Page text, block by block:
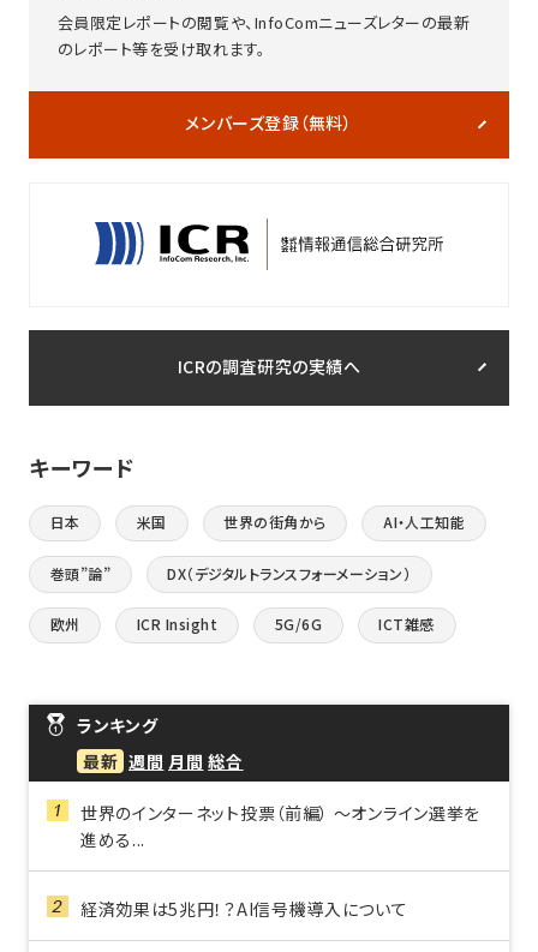
会員限定レポートの閲覧や、InfoComニューズレターの最新
のレポート等を受け取れます。
メンバーズ登録（無料）
ICRの調査研究の実績へ
キーワード
日本 米国 世界の街角から AI・人工知能
巻頭”論” DX（デジタルトランスフォーメーション）
欧州 ICR Insight 5G/6G ICT雑感
ランキング
最新 週間 月間 総合
世界のインターネット投票（前編） ～オンライン選挙を
進める...
経済効果は5兆円！？AI信号機導入について